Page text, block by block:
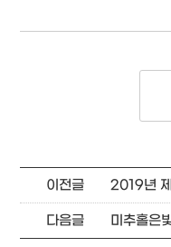
이전글 2019년 제3
다음글 미추홀은